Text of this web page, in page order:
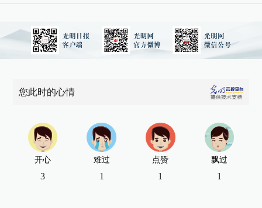
您此时的心情
开心
3
难过
1
点赞
1
飘过
1